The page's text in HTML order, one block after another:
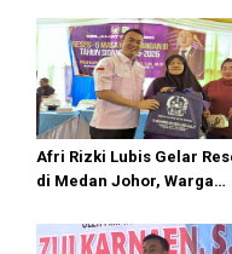
Sebagai Kepala Daerah
Afri Rizki Lubis Gelar
di Medan Johor, Warga
hingga Infrastruktur